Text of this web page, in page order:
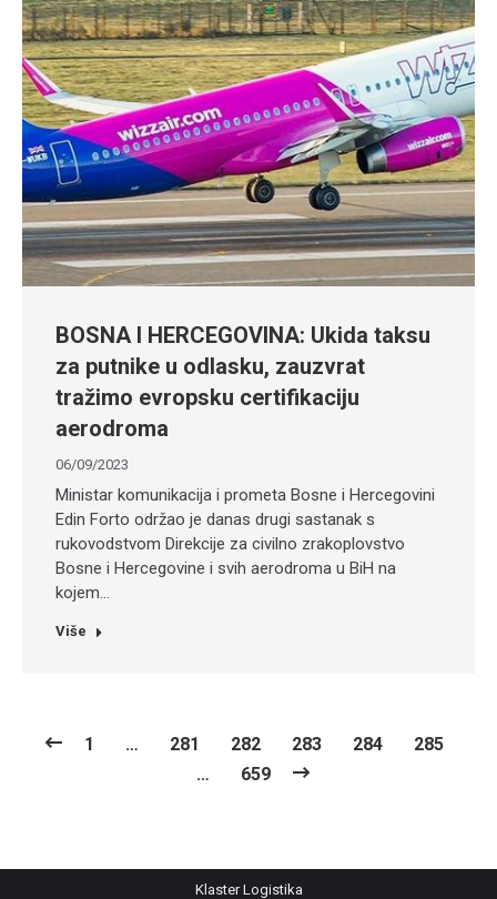
BOSNA I HERCEGOVINA: Ukida taksu
za putnike u odlasku, zauzvrat
tražimo evropsku certifikaciju
aerodroma
06/09/2023
Ministar komunikacija i prometa Bosne i Hercegovini
Edin Forto održao je danas drugi sastanak s
rukovodstvom Direkcije za civilno zrakoplovstvo
Bosne i Hercegovine i svih aerodroma u BiH na
kojem…
Više
1 … 281 282 283 284
285
…
659
Klaster Logistika